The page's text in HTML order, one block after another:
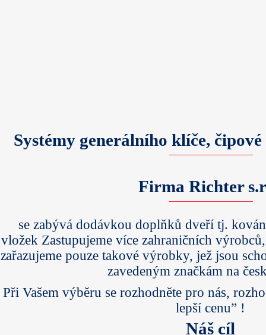
Systémy generálního klíče,
Firma Richter
se zabývá dodávkou doplňků dveří tj.
vložek Zastupujeme více zahraničních
zařazujeme pouze takové výrobky, jež jsou
zavedeným značkám na
Při Vašem výběru se rozhodněte pro nás,
lepší cenu” !
Náš cíl